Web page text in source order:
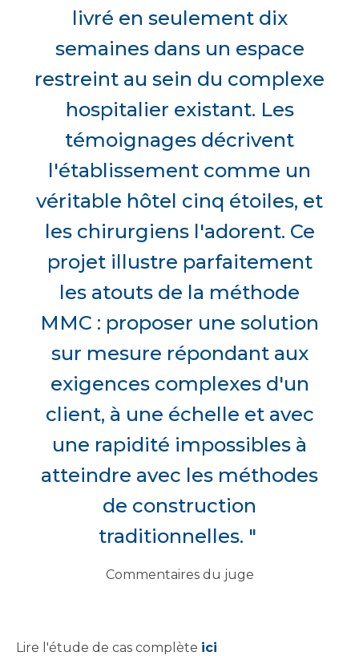
livré en seulement dix
semaines dans un espace
restreint au sein du complexe
hospitalier existant. Les
témoignages décrivent
l'établissement comme un
véritable hôtel cinq étoiles, et
les chirurgiens l'adorent. Ce
projet illustre parfaitement
les atouts de la méthode
MMC : proposer une solution
sur mesure répondant aux
exigences complexes d'un
client, à une échelle et avec
une rapidité impossibles à
atteindre avec les méthodes
de construction
traditionnelles. "
Commentaires du juge
Lire l'étude de cas complète ici